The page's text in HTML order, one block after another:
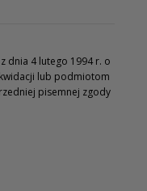
dnia 4 lutego 1994 r. o
lub podmiotom
pisemnej zgody